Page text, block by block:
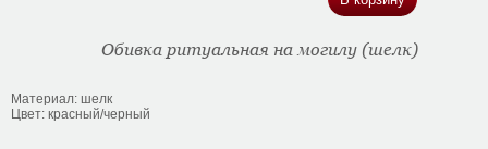
Обивка ритуальная на могилу (шелк)
Материал: шелк
Цвет: красный/черный